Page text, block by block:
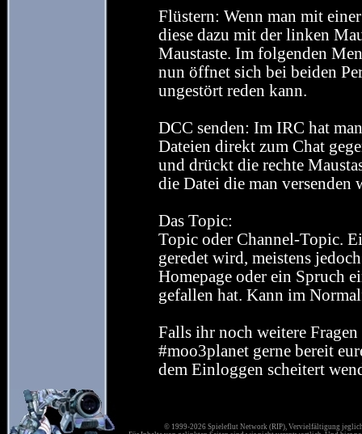
Flüstern: Wenn man mit
diese dazu mit der linken
Maustaste. Im folgenden
nun öffnet sich bei beiden
ungestört reden kann.
DCC senden: Im IRC hat
Dateien direkt zum Chat
und drückt die rechte
die Datei die man versenden
Das Topic:
Topic oder Channel-Topic.
geredet wird, meistens
Homepage oder ein Spruch
gefallen hat. Kann im
Falls ihr noch weitere
#moo3planet gerne bereit
dem Einloggen scheitert
© 1999-2026 Spieleflut Network (RIP), Vervielfältigung